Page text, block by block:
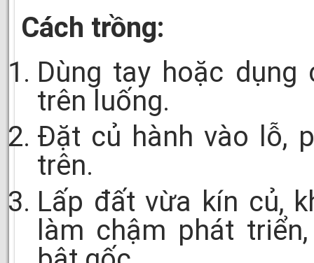
Cách trồng:
Dùng tay hoặc
trên luống.
Đặt củ hành vào lỗ,
trên.
Lấp đất vừa kín củ,
làm chậm phát